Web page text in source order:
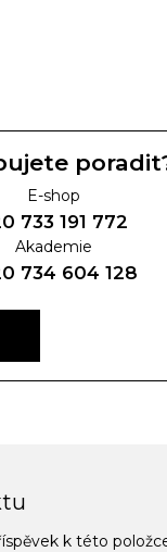
E-shop
733 191 772
Akademie
734 604 128
k této